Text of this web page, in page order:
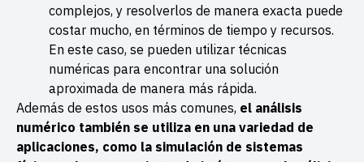
complejos, y resolverlos de manera exacta puede
costar mucho, en términos de tiempo y recursos.
En este caso, se pueden utilizar técnicas
numéricas para encontrar una solución
aproximada de manera más rápida.
Además de estos usos más comunes, el análisis
numérico también se utiliza en una variedad de
aplicaciones, como la simulación de sistemas